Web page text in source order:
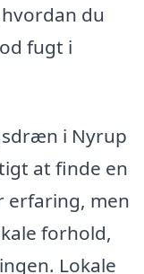
du
fugt i
i Nyrup
at finde en
erfaring, men
forhold,
Lokale